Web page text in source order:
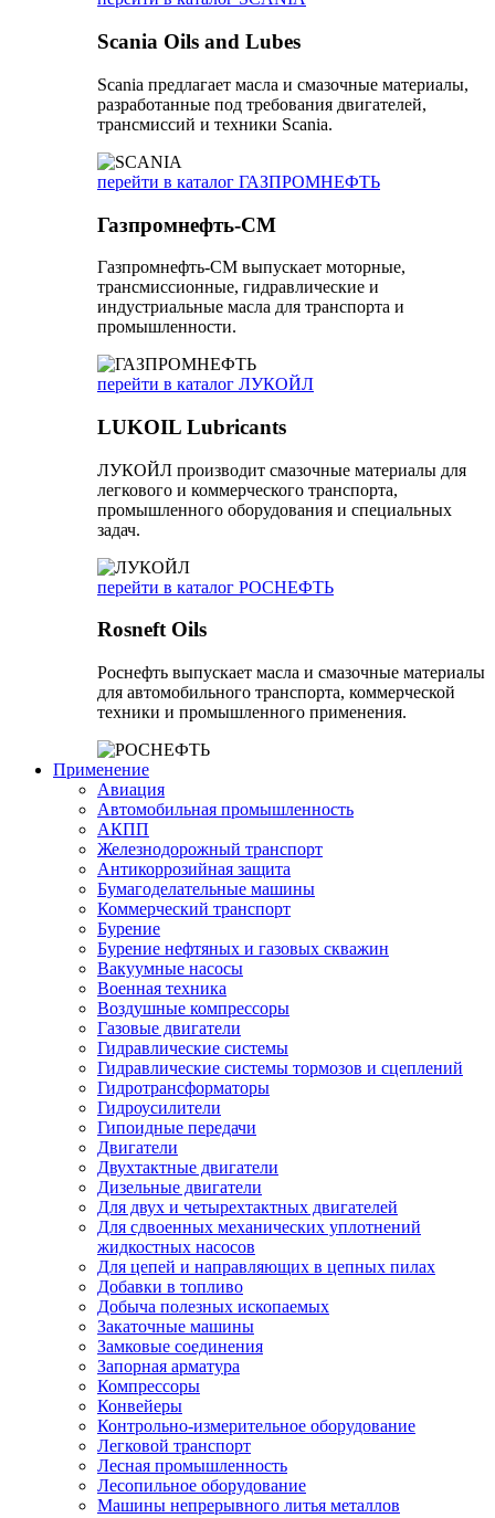
Scania Oils and Lubes
Scania предлагает масла и смазочные материалы,
разработанные под требования двигателей,
трансмиссий и техники Scania.
перейти в каталог ГАЗПРОМНЕФТЬ
Газпромнефть-СМ
Газпромнефть-СМ выпускает моторные,
трансмиссионные, гидравлические и
индустриальные масла для транспорта и
промышленности.
перейти в каталог ЛУКОЙЛ
LUKOIL Lubricants
ЛУКОЙЛ производит смазочные материалы для
легкового и коммерческого транспорта,
промышленного оборудования и специальных
задач.
перейти в каталог РОСНЕФТЬ
Rosneft Oils
Роснефть выпускает масла и смазочные материалы
для автомобильного транспорта, коммерческой
техники и промышленного применения.
Применение
Авиация
Автомобильная промышленность
АКПП
Железнодорожный транспорт
Антикоррозийная защита
Бумагоделательные машины
Коммерческий транспорт
Бурение
Бурение нефтяных и газовых скважин
Вакуумные насосы
Военная техника
Воздушные компрессоры
Газовые двигатели
Гидравлические системы
Гидравлические системы тормозов и сцеплений
Гидротрансформаторы
Гидроусилители
Гипоидные передачи
Двигатели
Двухтактные двигатели
Дизельные двигатели
Для двух и четырехтактных двигателей
Для сдвоенных механических уплотнений
жидкостных насосов
Для цепей и направляющих в цепных пилах
Добавки в топливо
Добыча полезных ископаемых
Закаточные машины
Замковые соединения
Запорная арматура
Компрессоры
Конвейеры
Контрольно-измерительное оборудование
Легковой транспорт
Лесная промышленность
Лесопильное оборудование
Машины непрерывного литья металлов